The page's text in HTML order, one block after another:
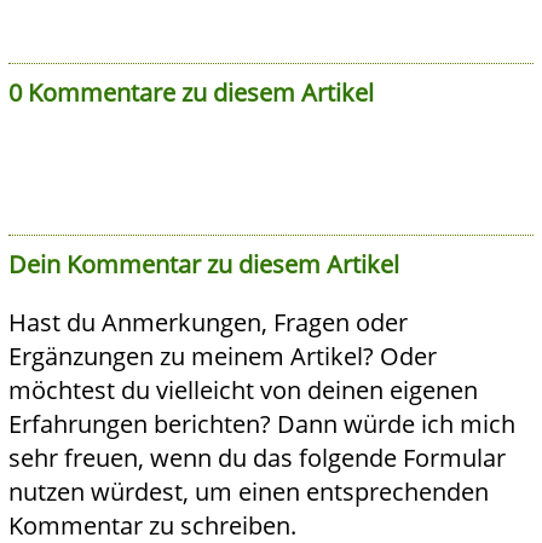
0 Kommentare zu diesem Artikel
Dein Kommentar zu diesem Artikel
Hast du Anmerkungen, Fragen oder
Ergänzungen zu meinem Artikel? Oder
möchtest du vielleicht von deinen eigenen
Erfahrungen berichten? Dann würde ich mich
sehr freuen, wenn du das folgende Formular
nutzen würdest, um einen entsprechenden
Kommentar zu schreiben.